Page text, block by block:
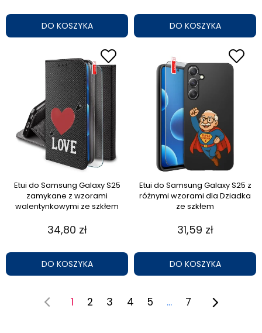
DO KOSZYKA DO KOSZYKA
Etui do Samsung Galaxy S25
zamykane z wzorami
walentynkowymi ze szkłem
34,80 zł
DO KOSZYKA
Etui do Samsung Galaxy S25 z
różnymi wzorami dla Dziadka
ze szkłem
31,59 zł
DO KOSZYKA
1 2 3 4 5 ... 7